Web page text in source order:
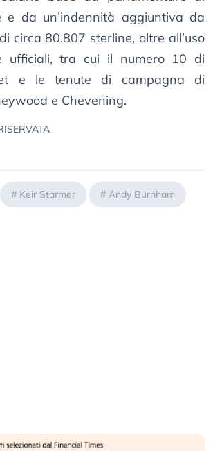
e da un’indennità aggiuntiva da
circa 80.807 sterline, oltre all’uso
ufficiali, tra cui il numero 10 di
e le tenute di campagna di
e Chevening.
# Keir Starmer # Andy Burnham